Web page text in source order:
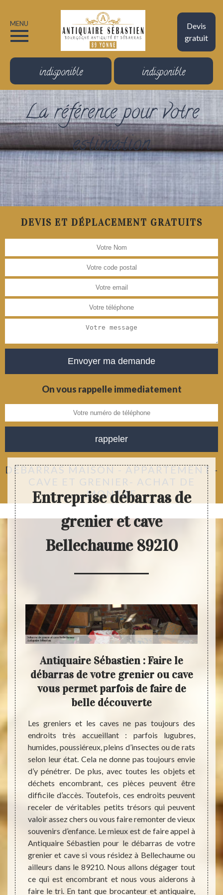
Devis
gratuit
MENU
indisponible indisponible
La référence pour votre
estimation
DEVIS ET DÉPLACEMENT GRATUITS
On vous rappelle immediatement
DÉBARRAS MAISON - APPARTEMENT -
CAVE ET GRENIER- ACHAT DE
MONTRE
Entreprise débarras de
grenier et cave
Bellechaume 89210
offrir
de
une
vous
qui
nous
de
de
des
Antiquaire Sébastien : Faire le
débarras de votre grenier ou cave
vous permet parfois de faire de
belle découverte
Les greniers et les caves ne pas toujours des
endroits très accueillant : parfois lugubres,
humides, poussiéreux, pleins d’insectes ou de rats
selon leur état. Cela ne donne pas toujours envie
d’y pénétrer. De plus, avec toutes les objets et
déchets encombrant, ces pièces peuvent être
difficile d’accès. Toutefois, ces endroits peuvent
receler de véritables petits trésors qui peuvent
valoir assez chers ou vous faire remonter de vieux
souvenirs d’enfance. Le mieux est de faire appel à
Antiquaire Sébastien pour le débarras de votre
grenier et cave si vous résidez à Bellechaume ou
ailleurs dans le 89210. Nous allons dégager tout
ce qui est encombrant et nous vous aiderons à
faire le tri. En tant que brocanteur et antiquaire,
vous
de
En